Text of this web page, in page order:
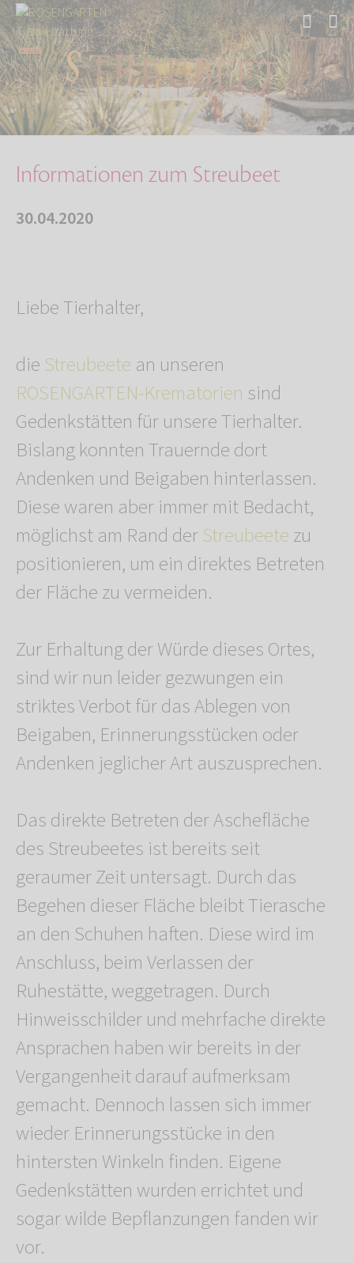
Start Über uns Aktuelles Informationen zum Streubeet
Informationen zum Streubeet
30.04.2020
Liebe Tierhalter,
dieStreubeete an unseren
ROSENGARTEN-Krematorien sind
Gedenkstätten für unsere Tierhalter.
Bislang konnten Trauernde dort
Andenken und Beigaben hinterlassen.
Diese waren aber immer mit Bedacht,
möglichst am Rand derStreubeetezu
positionieren, um ein direktes Betreten
der Fläche zu vermeiden.
Zur Erhaltung der Würde dieses Ortes,
sind wir nun leider gezwungen ein
striktes Verbot für das Ablegen von
Beigaben, Erinnerungsstücken oder
Andenken jeglicher Art auszusprechen.
Das direkte Betreten der Aschefläche
des Streubeetes ist bereits seit
geraumer Zeit untersagt. Durch das
Begehen dieser Fläche bleibt Tierasche
an den Schuhen haften. Diese wird im
Anschluss, beim Verlassen der
Ruhestätte, weggetragen. Durch
Hinweisschilder und mehrfache direkte
Ansprachen haben wir bereits in der
Vergangenheit darauf aufmerksam
gemacht. Dennoch lassen sich immer
wieder Erinnerungsstücke in den
hintersten Winkeln finden. Eigene
Gedenkstätten wurden errichtet und
sogar wilde Bepflanzungen fanden wir
vor.